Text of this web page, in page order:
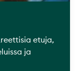
etuja,
ja